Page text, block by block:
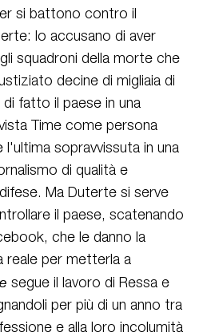
si battono contro il
: lo accusano di aver
squadroni della morte che
decine di migliaia di
fatto il paese in una
Time come persona
l'ultima sopravvissuta in una
di qualità e
Ma
Duterte si serve
il paese, scatenando
che le danno la
reale per metterla a
segue il lavoro di Ressa e
per più di un anno tra
e alla loro incolumità